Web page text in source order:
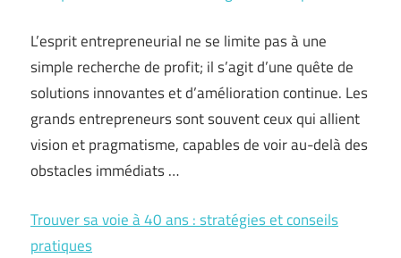
L’esprit entrepreneurial ne se limite pas à une
simple recherche de profit; il s’agit d’une quête de
solutions innovantes et d’amélioration continue. Les
grands entrepreneurs sont souvent ceux qui allient
vision et pragmatisme, capables de voir au-delà des
obstacles immédiats …
Trouver sa voie à 40 ans : stratégies et conseils
pratiques